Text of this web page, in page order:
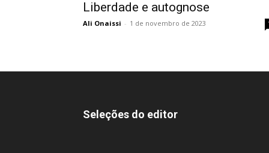
Liberdade e autognose
Ali Onaissi - 1 de novembro de 2023
Seleções do editor